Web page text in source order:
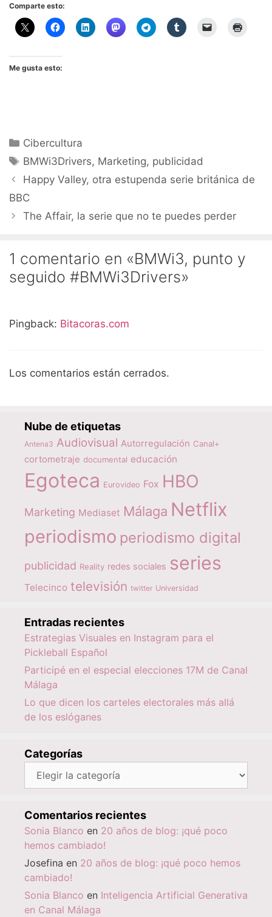
Comparte esto:
Me gusta esto:
Categorías
Cibercultura
Etiquetas
BMWi3Drivers, Marketing, publicidad
Happy Valley, otra estupenda serie británica de
BBC
The Affair, la serie que no te puedes perder
1 comentario en «BMWi3, punto y
seguido #BMWi3Drivers»
Pingback: Bitacoras.com
Los comentarios están cerrados.
Nube de etiquetas
Antena3 Audiovisual Autorregulación Canal+
cortometraje documental educación
Egoteca Eurovideo Fox HBO
Marketing Mediaset Málaga Netflix
periodismo periodismo digital
publicidad Reality redes sociales series
Telecinco televisión twitter Universidad
Entradas recientes
Estrategias Visuales en Instagram para el
Pickleball Español
Participé en el especial elecciones 17M de Canal
Málaga
Lo que dicen los carteles electorales más allá
de los eslóganes
Categorías
Comentarios recientes
Sonia Blanco en 20 años de blog: ¡qué poco
hemos cambiado!
Josefina en 20 años de blog: ¡qué poco hemos
cambiado!
Sonia Blanco en Inteligencia Artificial Generativa
en Canal Málaga